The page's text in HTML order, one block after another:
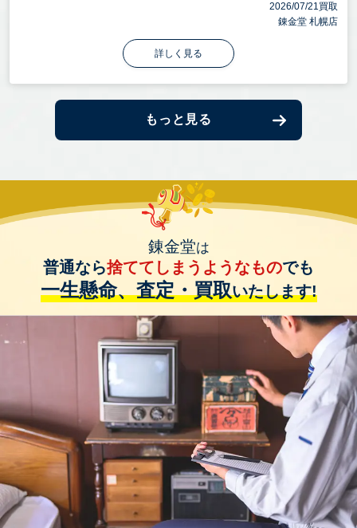
2026/07/21買取
錬金堂 札幌店
詳しく見る
もっと見る
錬金堂は
普通なら捨ててしまうようなものでも
一生懸命、査定・買取いたします!